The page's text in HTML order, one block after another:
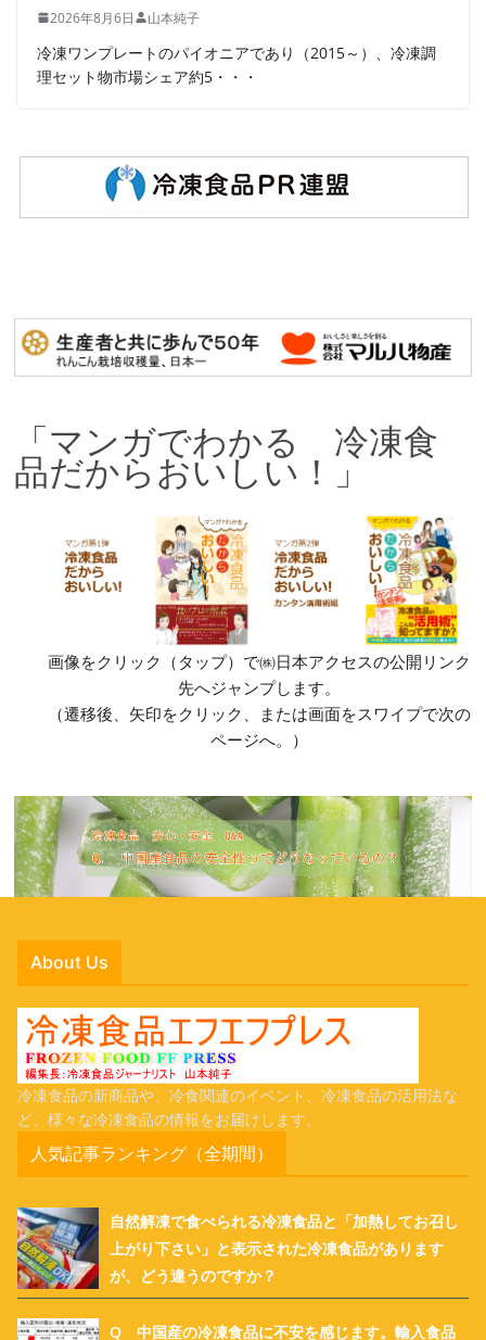
2026年8月6日 山本純子
冷凍ワンプレートのパイオニアであり（2015～）、冷凍調
理セット物市場シェア約5・・・
「マンガでわかる 冷凍食
品だからおいしい！」
画像をクリック（タップ）で㈱日本アクセスの公開リンク
先へジャンプします。
（遷移後、矢印をクリック、または画面をスワイプで次の
ページへ。）
About Us
冷凍食品の新商品や、冷食関連のイベント、冷凍食品の活用法な
ど、様々な冷凍食品の情報をお届けします。
人気記事ランキング（全期間）
自然解凍で食べられる冷凍食品と「加熱してお召し
上がり下さい」と表示された冷凍食品があります
が、どう違うのですか？
Q 中国産の冷凍食品に不安を感じます。輸入食品